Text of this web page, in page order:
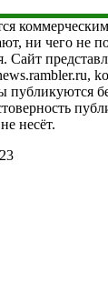
ни чего не
Сайт
публикуются
несёт.